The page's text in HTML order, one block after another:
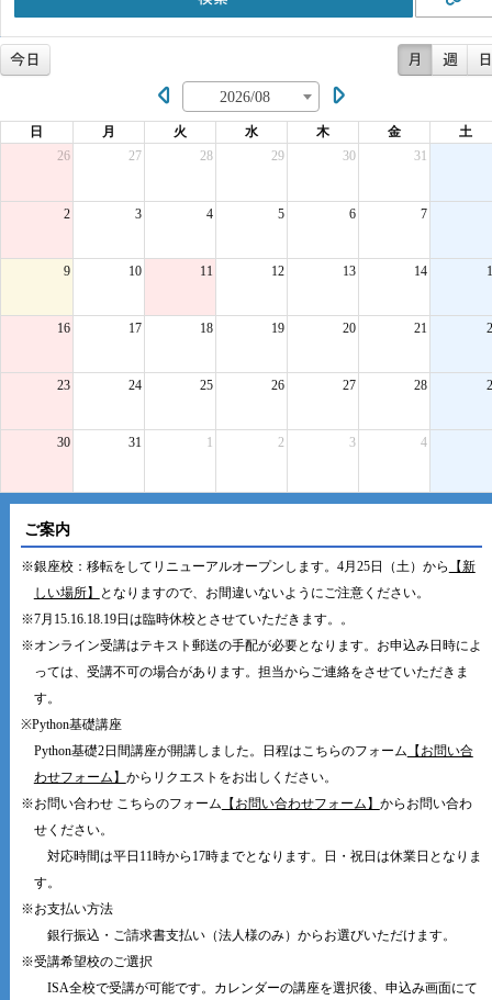
今日
2026/08
月 週 日
日 月 火 水 木 金
土
26
27 28 29 30 31
2 3 4 5 6 7
9 10 11 12 13 14
16 17 18 19 20 21
23 24 25 26 27 28
30 31 1 2 3 4
ご案内
※銀座校：移転をしてリニューアルオープンします。4月25日（土）から
【新
しい場所】
となりますので、お間違いないようにご注意ください。
※7月15.16.18.19日は臨時休校とさせていただきます。。
※オンライン受講はテキスト郵送の手配が必要となります。お申込み日時によ
っては、受講不可の場合があります。担当からご連絡をさせていただきま
す。
※Python基礎講座
Python基礎2日間講座が開講しました。日程はこちらのフォーム 【お問い合
わせフォーム】 からリクエストをお出しください。
※お問い合わせ こちらのフォーム 【お問い合わせフォーム】 からお問い合わ
せください。
対応時間は平日11時から17時までとなります。日・祝日は休業日となりま
す。
※お支払い方法
銀行振込・ご請求書支払い（法人様のみ）からお選びいただけます。
※受講希望校のご選択
ISA全校で受講が可能です。カレンダーの講座を選択後、申込み画面にて